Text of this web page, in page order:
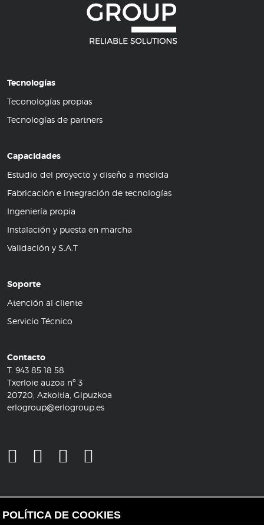
Tecnologías
Teconologías propias
Tecnologías de partners
Capacidades
Estudio del proyecto y diseño a medida
Fabricación e integración de tecnologías
Ingeniería propia
Instalación y puesta en marcha
Validación y S.A.T
Soporte
Atención al cliente
Servicio Técnico
Contacto
T. 943 85 18 58
Txerloie auzoa nº 3
20720, Azkoitia, Gipuzkoa
erlogroup@erlogroup.es
POLÍTICA DE COOKIES